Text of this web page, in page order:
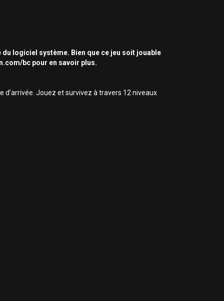
logiciel système. Bien que ce jeu soit jouable
bc pour en savoir plus.
d’arrivée. Jouez et survivez à travers 12 niveaux